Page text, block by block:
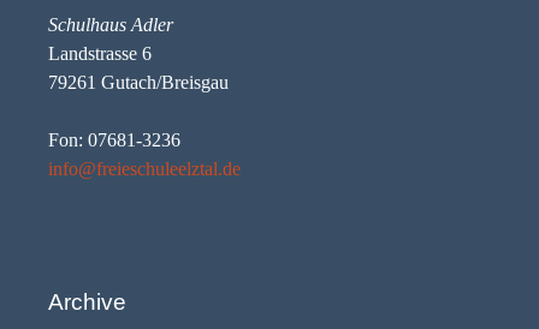
Schulhaus Adler
Landstrasse 6
79261 Gutach/Breisgau
Fon: 07681-3236
info@freieschuleelztal.de
Archive